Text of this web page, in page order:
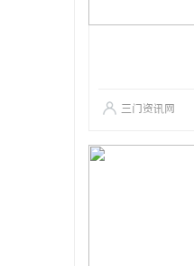
三门资讯网